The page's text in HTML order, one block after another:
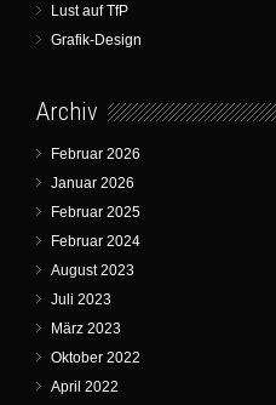
Lust auf TfP
Grafik-Design
Archiv
Februar 2026
Januar 2026
Februar 2025
Februar 2024
August 2023
Juli 2023
März 2023
Oktober 2022
April 2022